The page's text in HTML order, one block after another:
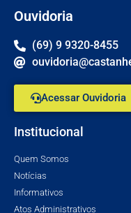
Ouvidoria
(69) 9 9320-8455
Acessar Ouvidoria
Institucional
Quem Somos
Notícias
Informativos
Atos Administrativos